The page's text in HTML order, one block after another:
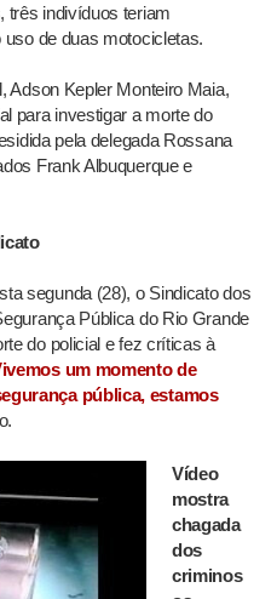
três indivíduos teriam
de duas motocicletas.
Adson Kepler Monteiro Maia,
para investigar a morte do
pela delegada Rossana
Frank Albuquerque e
segunda (28), o Sindicato dos
Pública do Rio Grande
do policial e fez críticas à
um momento de
pública, estamos
Vídeo
mostra
chagada
dos
criminos